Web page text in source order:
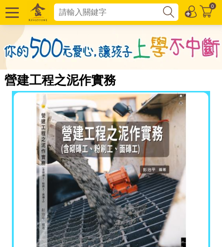
0
營建工程之泥作實務